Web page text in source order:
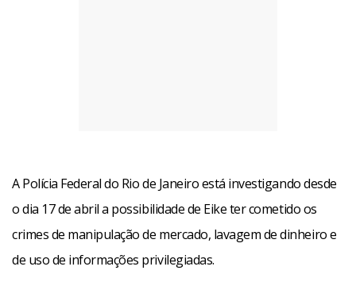
A Polícia Federal do Rio de Janeiro está investigando desde
o dia 17 de abril a possibilidade de Eike ter cometido os
crimes de manipulação de mercado, lavagem de dinheiro e
de uso de informações privilegiadas.